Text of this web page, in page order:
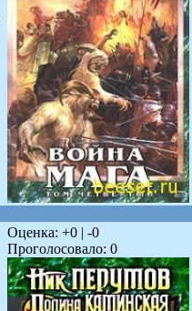
Оценка: +0 | -0
Проголосовало: 0